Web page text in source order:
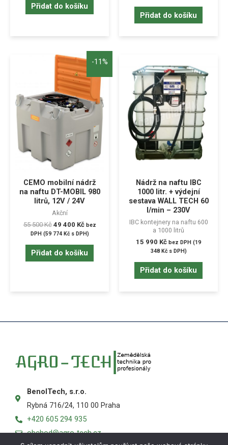
Přidat do košíku
Přidat do košíku
-11%
CEMO mobilní nádrž
na naftu DT-MOBIL 980
litrů, 12V / 24V
Akční
55 500Kč 49 400 Kč bez
DPH (59 774 Kčs DPH)
Přidat do košíku
Nádrž na naftu IBC
1000 litr. + výdejní
sestava WALL TECH 60
l/min – 230V
IBC kontejnery na naftu 600
a 1000 litrů
15 990 Kč bez DPH (19
348 Kčs DPH)
Přidat do košíku
BenolTech, s.r.o.
Rybná 716/24, 110 00 Praha
+420 605 294 935
obchod@agro-tech.cz